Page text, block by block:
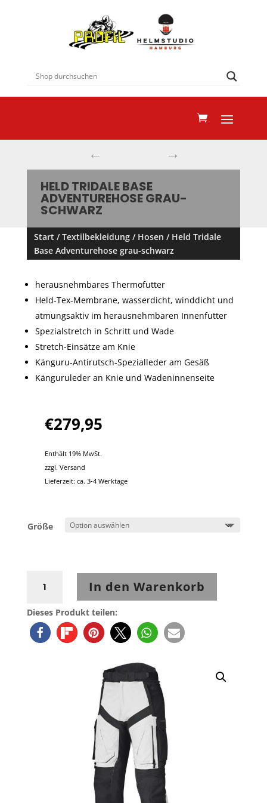
← →
HELD TRIDALE BASE
ADVENTUREHOSE GRAU-
SCHWARZ
Dieses Produkt teilen:
Start /Textilbekleidung/ Hosen / Held Tridale
Base Adventurehose grau-schwarz
herausnehmbares Thermofutter
Held-Tex-Membrane, wasserdicht, winddicht und
atmungsaktiv im herausnehmbaren Innenfutter
Spezialstretch in Schritt und Wade
Stretch-Einsätze am Knie
Känguru-Antirutsch-Spezialleder am Gesäß
Känguruleder an Knie und Wadeninnenseite
€279,95
Enthält 19% MwSt.
zzgl. Versand
Lieferzeit: ca. 3-4 Werktage
Größe
Tridale
Adventurehose
grau-
schwarz
In den Warenkorb